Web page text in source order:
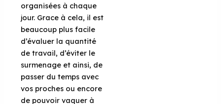
organisées à chaque
jour. Grace à cela, il est
beaucoup plus facile
d’évaluer la quantité
de travail, d’éviter le
surmenage et ainsi, de
passer du temps avec
vos proches ou encore
de pouvoir vaquer à